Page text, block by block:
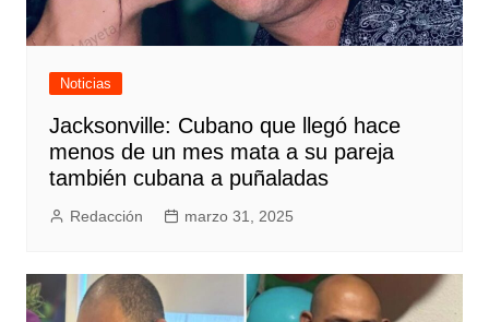
Noticias
Jacksonville: Cubano que llegó hace
menos de un mes mata a su pareja
también cubana a puñaladas
Redacción marzo 31, 2025